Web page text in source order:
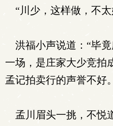
“川少，这样做，不太
洪福小声说道：“毕
一场，是庄家大少竞拍
孟记拍卖行的声誉不好
孟川眉头一挑，不悦